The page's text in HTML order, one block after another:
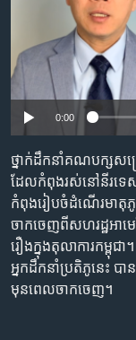
សម្ព័ន្ធ​
រំលង​
និង​
កាន់​
ទំព័រ​
ស្វែង​
រក
កម្មវិធីទាំងអស់
Khmer English
បណ្តាញ​សង្គម
ភាសា
No
0:00
ថ្នាក់ដឹកនាំគណបក្សសង្
ដែលកំពុងរស់នៅនីរទេស
កំពុងរៀបចំដំណើរមាតុភូ
ចាកចេញពីសហរដ្ឋអា
រឿងក្នុងតុលាការកម្ពុ
អ្នកដឹកនាំប្រតិភូនេះ
មុនពេលចាកចេញ។